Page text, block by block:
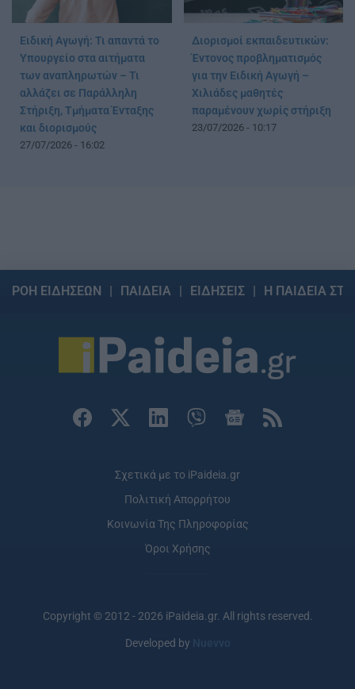
Ειδική Αγωγή: Τι απαντά το
Υπουργείο στα αιτήματα
των αναπληρωτών – Τι
αλλάζει σε Παράλληλη
Στήριξη, Τμήματα Ένταξης
και διορισμούς
27/07/2026 - 16:02
Διορισμοί εκπαιδευτικών:
Έντονος προβληματισμός
για την Ειδική Αγωγή –
Χιλιάδες μαθητές
παραμένουν χωρίς στήριξη
23/07/2026 - 10:17
ΡΟΗ ΕΙΔΗΣΕΩΝ ΠΑΙΔΕΙΑ ΕΙΔΗΣΕΙΣ Η ΠΑΙΔΕΙΑ
Σχετικά με το iPaideia.gr
Πολιτική Απορρήτου
Κοινωνία Της Πληροφορίας
Όροι Χρήσης
Copyright © 2012 - 2026 iPaideia.gr. All rights reserved.
Developed by